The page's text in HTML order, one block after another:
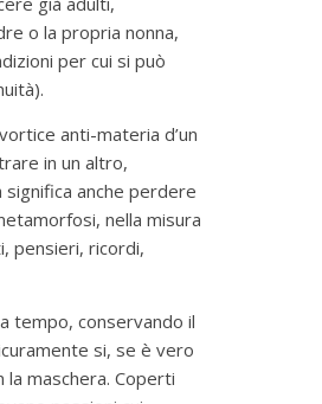
o la propria nonna,
per cui si può
anti-materia d’un
in un altro,
anche perdere
nella misura
pensieri, ricordi,
tempo, conservando il
si, se è vero
maschera. Coperti